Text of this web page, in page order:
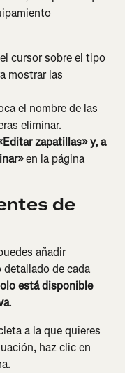
cursor sobre el tipo
mostrar las
el nombre de las
eliminar.
zapatillas» y, a
en la página
de
añadir
de cada
está disponible
.
a la que quieres
haz clic en